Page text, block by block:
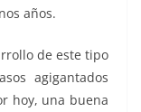
años.
de este tipo
agigantados
hoy, una buena